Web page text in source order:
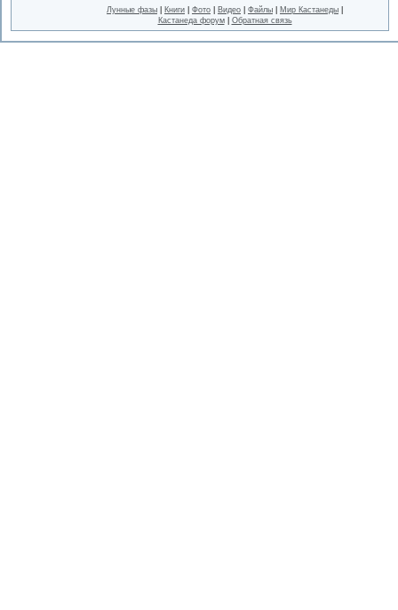
Лунные фазы Книги Фото Видео Файлы Мир Кастанеды
Кастанеда форум| Обратная связь